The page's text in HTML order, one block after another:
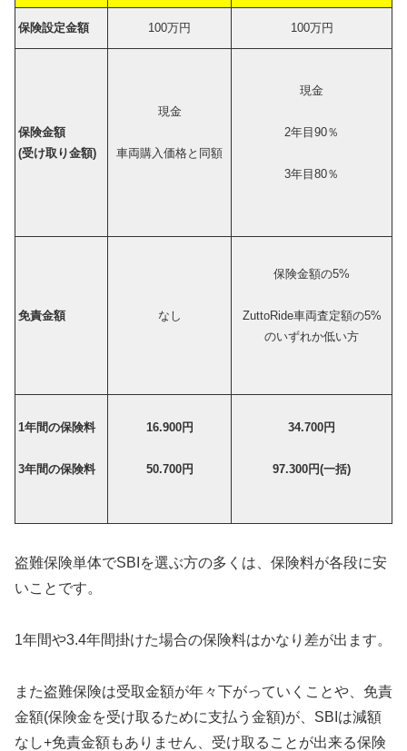
保険設定金額 100万円 100万円
保険金額
(受け取り金額)
現金
車両購入価格と同額
現金
2年目90％
3年目80％
免責金額 なし
保険金額の5%
ZuttoRide車両査定額の5%
のいずれか低い方
1年間の保険料
3年間の保険料
16.900円
50.700円
34.700円
97.300円(一括)
盗難保険単体でSBIを選ぶ方の多くは、保険料が各段に安
いことです。
1年間や3.4年間掛けた場合の保険料はかなり差が出ます。
また盗難保険は受取金額が年々下がっていくことや、免責
金額(保険金を受け取るために支払う金額)が、SBIは減額
なし+免責金額もありません、受け取ることが出来る保険